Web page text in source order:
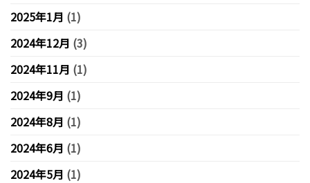
2025年1月 (1)
2024年12月 (3)
2024年11月 (1)
2024年9月 (1)
2024年8月 (1)
2024年6月 (1)
2024年5月 (1)